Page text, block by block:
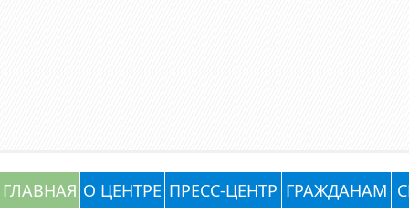
ГЛАВНАЯ О ЦЕНТРЕ ПРЕСС-ЦЕНТР ГРАЖДАНАМ